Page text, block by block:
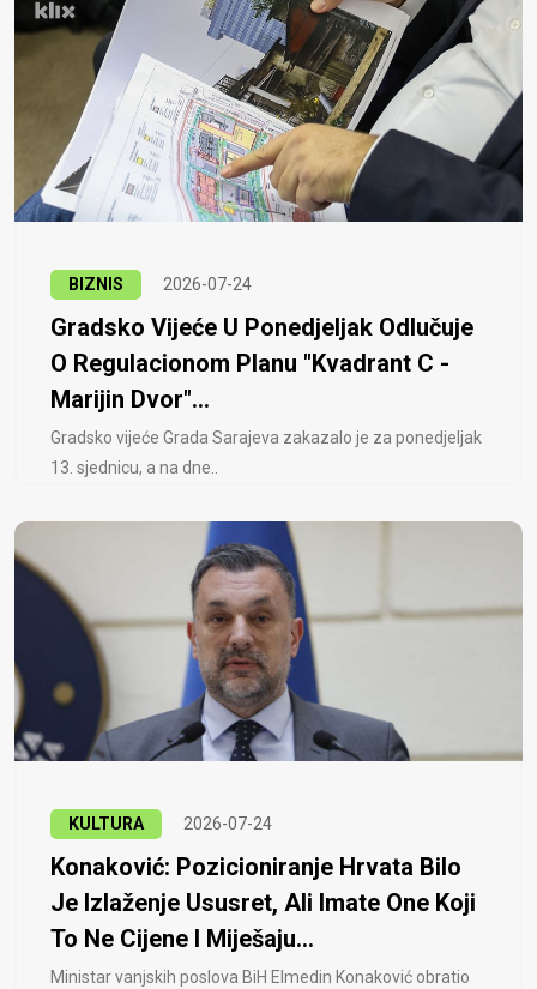
BIZNIS 2026-07-24
Gradsko Vijeće U Ponedjeljak Odlučuje
O Regulacionom Planu "Kvadrant C -
Marijin Dvor"...
Gradsko vijeće Grada Sarajeva zakazalo je za ponedjeljak
13. sjednicu, a na dne..
KULTURA 2026-07-24
Konaković: Pozicioniranje Hrvata Bilo
Je Izlaženje Ususret, Ali Imate One Koji
To Ne Cijene I Miješaju...
Ministar vanjskih poslova BiH Elmedin Konaković obratio